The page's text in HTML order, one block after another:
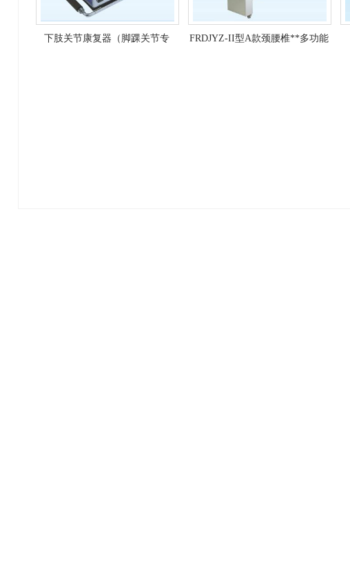
下肢关节康复器（脚踝关节专 FRDJYZ-II型A款颈腰椎**多功能